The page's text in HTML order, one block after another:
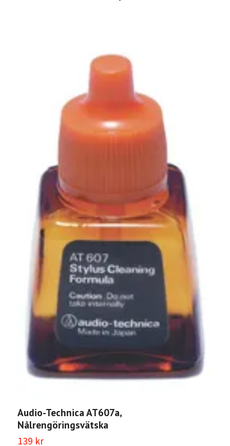
Audio-Technica AT607a,
Nålrengöringsvätska
139 kr